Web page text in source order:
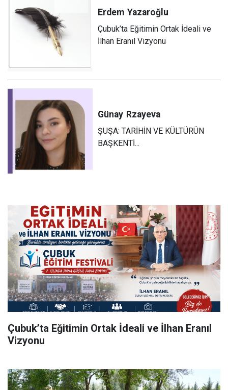
Erdem Yazaroğlu
Çubuk’ta Eğitimin Ortak İdeali ve
İlhan Eranıl Vizyonu
Günay Rzayeva
ŞUŞA: TARİHİN VE KÜLTÜRÜN
BAŞKENTİ...
Çubuk’ta Eğitimin Ortak İdeali ve İlhan Eranıl
Vizyonu